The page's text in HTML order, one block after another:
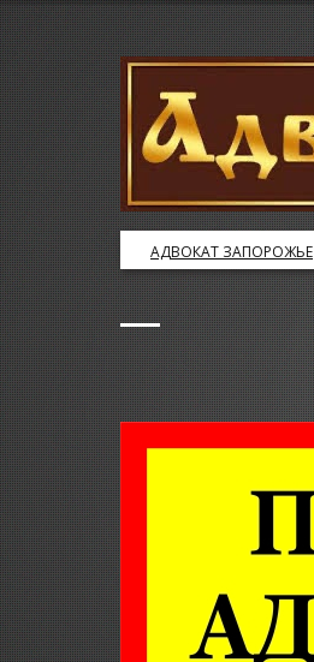
АДВОКАТ ЗАПОРОЖЬЕ